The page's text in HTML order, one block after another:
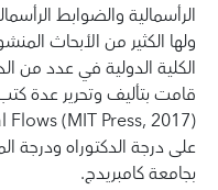
الرأسمالية والضوابط
ولها الكثير من الأبحاث
الكلية الدولية في عدد من
على درجة الدكتوراه ودرجة
بجامعة كامبريدج.